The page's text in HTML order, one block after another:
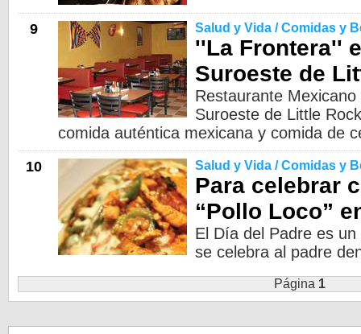
9 Salud y Vida / Comidas y
''La Frontera''
Suroeste de
Restaurante
Suroeste de Little
comida auténtica mexicana y comida de
10 Salud y Vida / Comidas y
Para celebrar
“Pollo Loco”
El Día del Padre es
se celebra al padre
Página 1